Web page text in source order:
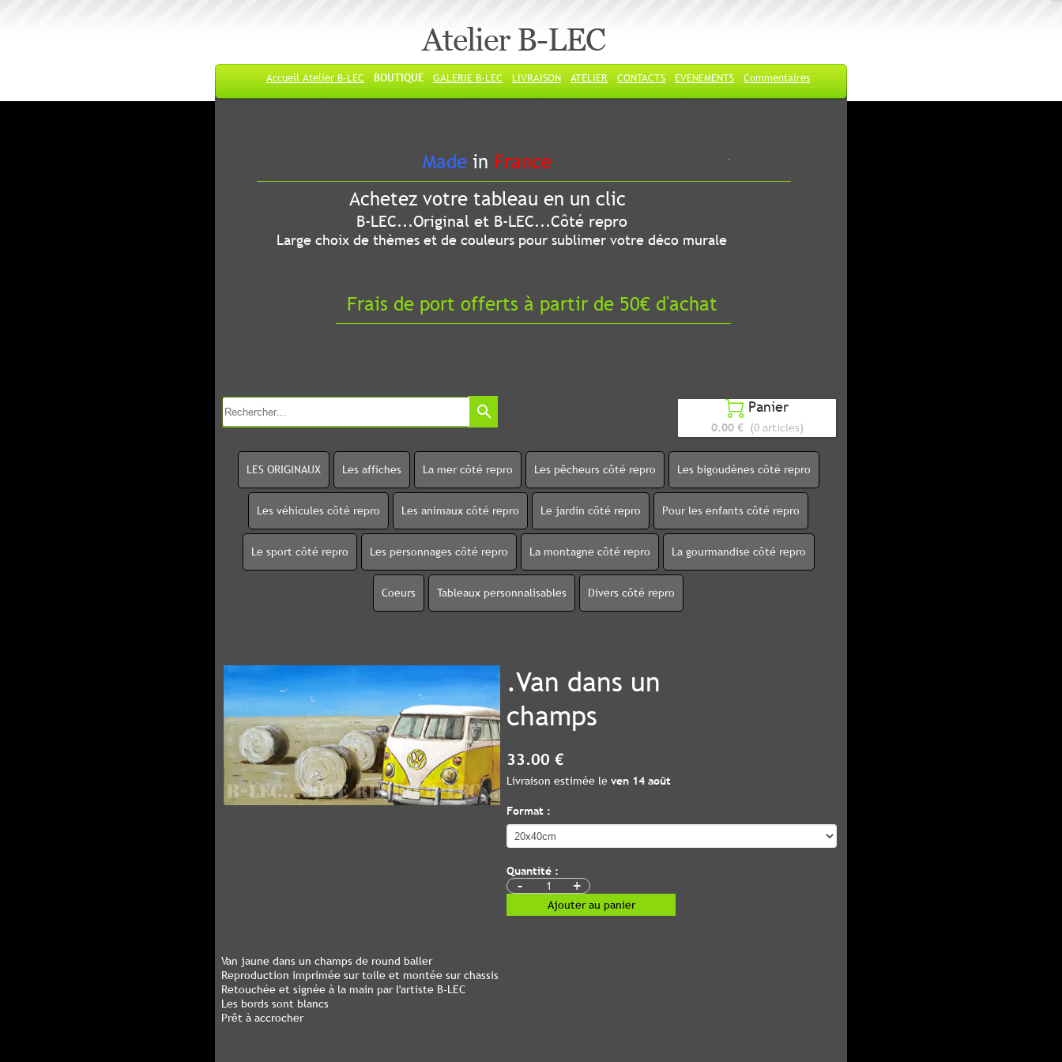
Atelier B-LEC
Accueil Atelier B-LEC BOUTIQUE GALERIE B-LEC LIVRAISON ATELIER CONTACTS EVENEMENTS Commentaires
Made in France
Achetez votre tableau en un clic
B-LEC...Original et B-LEC...Côté repro
Large choix de thèmes et de couleurs pour sublimer votre déco murale
Frais de port offerts à partir de 50€ d'achat
search  Panier
0.00 € (0 articles)
LES ORIGINAUX Les affiches La mer côté repro Les pêcheurs côté repro Les bigoudènes côté repro
Les véhicules côté repro Les animaux côté repro Le jardin côté repro Pour les enfants côté repro
Le sport côté repro Les personnages côté repro La montagne côté repro La gourmandise côté repro
Coeurs Tableaux personnalisables Divers côté repro
.Van dans un
champs
33.00 €
Livraison estimée le ven 14 août
Format :
Quantité :
- +
Ajouter au panier
Van jaune dans un champs de round baller
Reproduction imprimée sur toile et montée sur chassis
Retouchée et signée à la main par l'artiste B-LEC
Les bords sont blancs
Prêt à accrocher